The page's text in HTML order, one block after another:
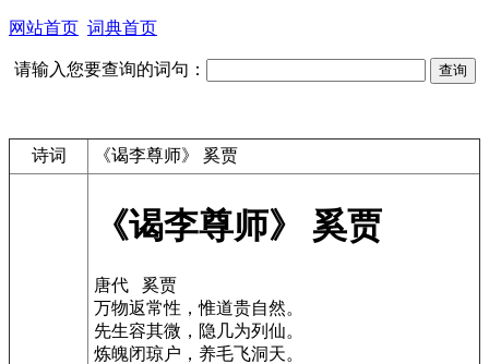
网站首页 词典首页
请输入您要查询的词句：
诗词 《谒李尊师》 奚贾
《谒李尊师》 奚贾
唐代 奚贾
万物返常性，惟道贵自然。
先生容其微，隐几为列仙。
炼魄闭琼户，养毛飞洞天。